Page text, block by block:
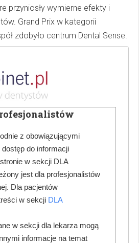
przyniosły wymierne efekty i
Grand Prix w kategorii
zdobyło centrum Dental Sense.
razem z Wiolettą Januszczyk,
atmosferę. Sami nagradzani
entuzjazmem odbierali swoje
brawach.
stomatologii oraz medycyny. To
budują naszą markę,
się na rynku i z odwagą
Tą nagrodą
i wysiłku, dzięki którym możliwy
Stomatologia. Tak
grono dentystów i dentystek, a
pokazuje, że pod skrzydłami
z obowiązującymi
do informacji
w sekcji DLA
jest dla profesjonalistów
Dla pacjentów
w sekcji DLA
w sekcji dla lekarza mogą
informacje na temat